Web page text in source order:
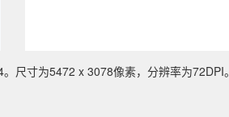
尺寸为5472 x 3078像素，分辨率为72DPI。